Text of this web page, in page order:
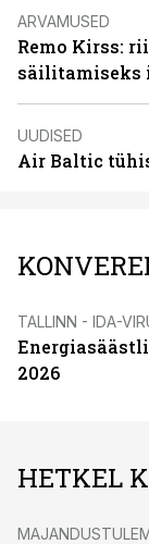
ARVAMUSED
Remo Kirss:
säilitamiseks
UUDISED
Air Baltic
TALLINN - IDA-
2026
HETKEL